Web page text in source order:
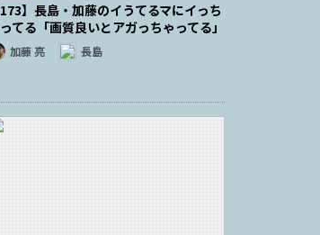
173】長島・加藤のイうてるマにイっち
てる「画質良いとアガっちゃってる」
加藤 亮 長島